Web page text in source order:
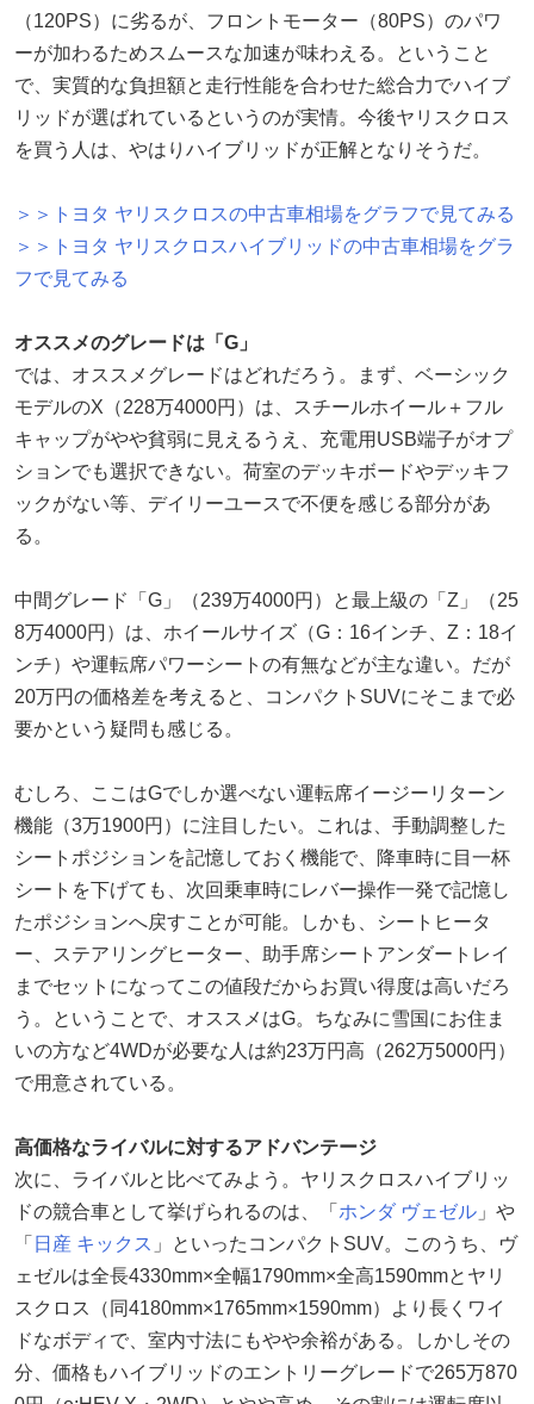
（120PS）に劣るが、フロントモーター（80PS）のパワ
ーが加わるためスムースな加速が味わえる。ということ
で、実質的な負担額と走行性能を合わせた総合力でハイブ
リッドが選ばれているというのが実情。今後ヤリスクロス
を買う人は、やはりハイブリッドが正解となりそうだ。
＞＞トヨタ ヤリスクロスの中古車相場をグラフで見てみる
＞＞トヨタ ヤリスクロスハイブリッドの中古車相場をグラ
フで見てみる
オススメのグレードは「G」
では、オススメグレードはどれだろう。まず、ベーシック
モデルのX（228万4000円）は、スチールホイール＋フル
キャップがやや貧弱に見えるうえ、充電用USB端子がオプ
ションでも選択できない。荷室のデッキボードやデッキフ
ックがない等、デイリーユースで不便を感じる部分があ
る。
中間グレード「G」（239万4000円）と最上級の「Z」（25
8万4000円）は、ホイールサイズ（G：16インチ、Z：18イ
ンチ）や運転席パワーシートの有無などが主な違い。だが
20万円の価格差を考えると、コンパクトSUVにそこまで必
要かという疑問も感じる。
むしろ、ここはGでしか選べない運転席イージーリターン
機能（3万1900円）に注目したい。これは、手動調整した
シートポジションを記憶しておく機能で、降車時に目一杯
シートを下げても、次回乗車時にレバー操作一発で記憶し
たポジションへ戻すことが可能。しかも、シートヒータ
ー、ステアリングヒーター、助手席シートアンダートレイ
までセットになってこの値段だからお買い得度は高いだろ
う。ということで、オススメはG。ちなみに雪国にお住ま
いの方など4WDが必要な人は約23万円高（262万5000円）
で用意されている。
高価格なライバルに対するアドバンテージ
次に、ライバルと比べてみよう。ヤリスクロスハイブリッ
ドの競合車として挙げられるのは、「 ホンダ ヴェゼル 」や
「 日産 キックス 」といったコンパクトSUV。このうち、ヴ
ェゼルは全長4330mm×全幅1790mm×全高1590mmとヤリ
スクロス（同4180mm×1765mm×1590mm）より長くワイ
ドなボディで、室内寸法にもやや余裕がある。しかしその
分、価格もハイブリッドのエントリーグレードで265万870